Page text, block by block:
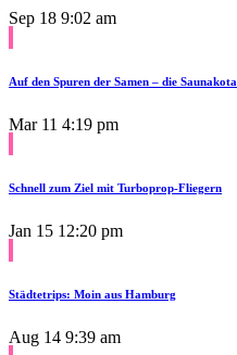
Sep 18 9:02 am
Auf den Spuren der Samen – die Saunakota
Mar 11 4:19 pm
Schnell zum Ziel mit Turboprop-Fliegern
Jan 15 12:20 pm
Städtetrips: Moin aus Hamburg
Aug 14 9:39 am